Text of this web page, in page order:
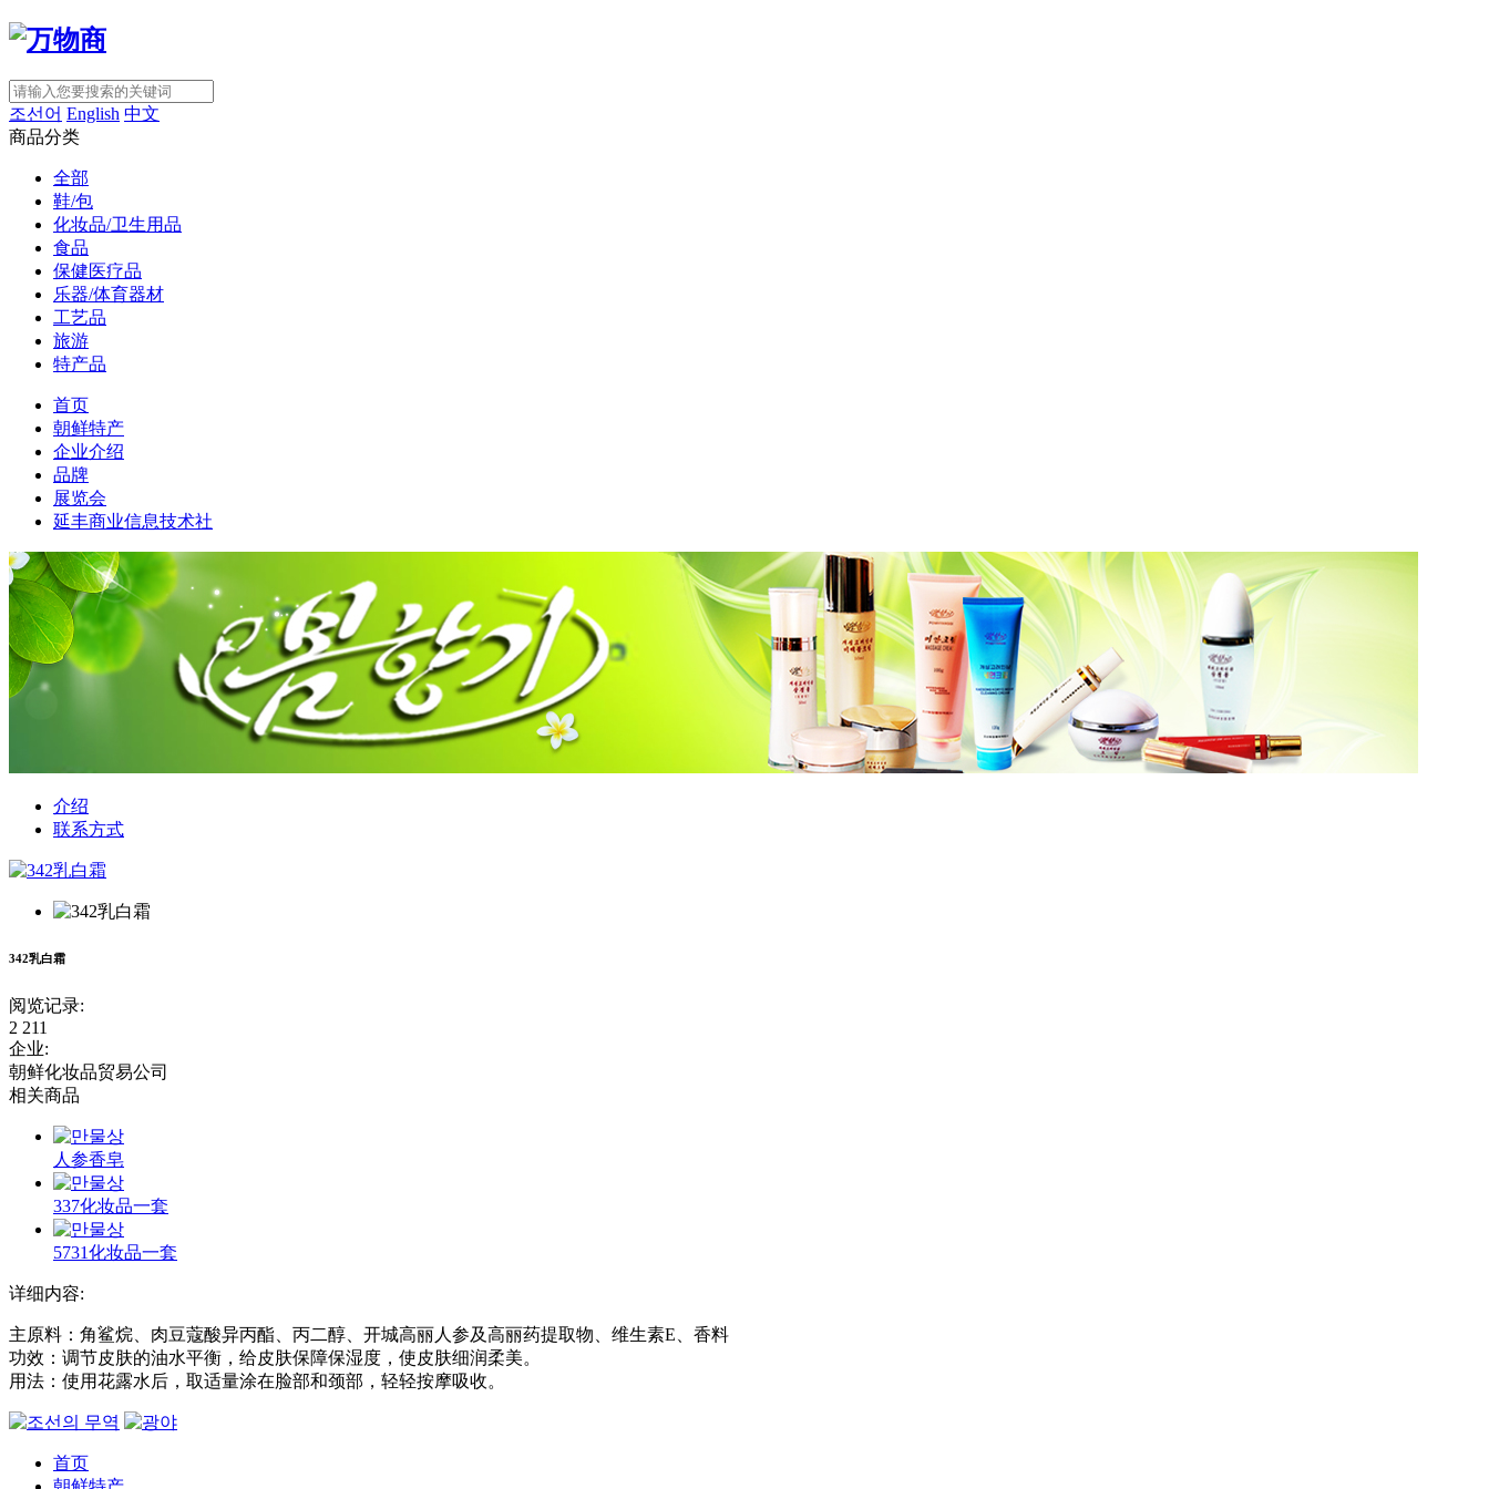
조선어 English 中文
商品分类
全部
鞋/包
化妆品/卫生用品
食品
保健医疗品
乐器/体育器材
工艺品
旅游
特产品
首页
朝鲜特产
企业介绍
品牌
展览会
延丰商业信息技术社
介绍
联系方式
342乳白霜
阅览记录:
2 211
企业:
朝鲜化妆品贸易公司
相关商品
人参香皂
337化妆品一套
5731化妆品一套
详细内容:
主原料：角鲨烷、肉豆蔻酸异丙酯、丙二醇、开城高丽人参及高丽药提取物、维生素E、香料
功效：调节皮肤的油水平衡，给皮肤保障保湿度，使皮肤细润柔美。
用法：使用花露水后，取适量涂在脸部和颈部，轻轻按摩吸收。
首页